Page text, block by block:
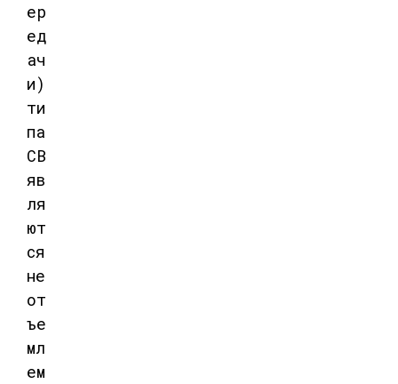
ер
ед
ач
и)
ти
па
СВ
яв
ля
ют
ся
не
от
ъе
мл
ем